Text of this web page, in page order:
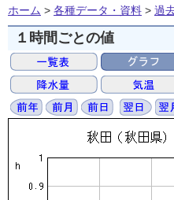
ホーム > 各種データ・資料 > 過
１時間ごとの値